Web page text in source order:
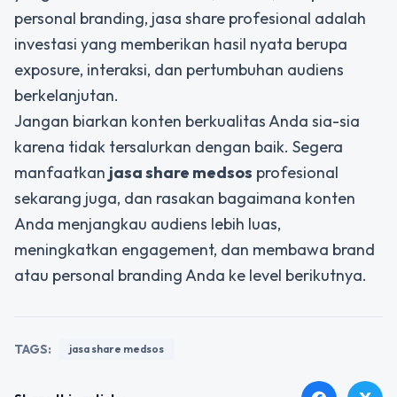
personal branding, jasa share profesional adalah
investasi yang memberikan hasil nyata berupa
exposure, interaksi, dan pertumbuhan audiens
berkelanjutan.
Jangan biarkan konten berkualitas Anda sia-sia
karena tidak tersalurkan dengan baik. Segera
manfaatkan jasa share medsos profesional
sekarang juga, dan rasakan bagaimana konten
Anda menjangkau audiens lebih luas,
meningkatkan engagement, dan membawa brand
atau personal branding Anda ke level berikutnya.
TAGS: jasa share medsos